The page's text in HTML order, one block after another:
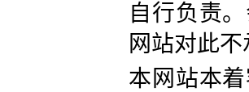
自行负责
网站对此
本网站本